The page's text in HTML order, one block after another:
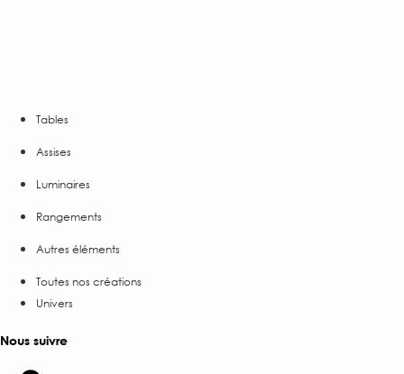
Tables
Assises
Luminaires
Rangements
Autres éléments
Toutes nos créations
Univers
Nous suivre